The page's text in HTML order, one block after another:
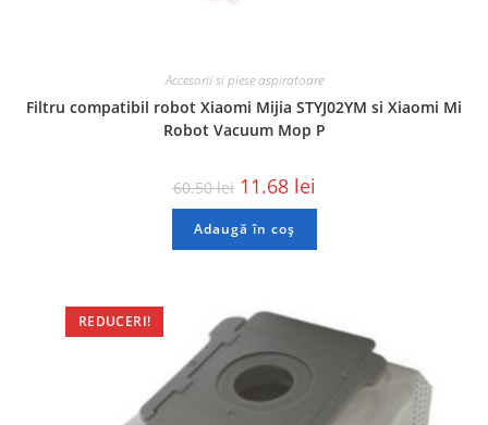
Accesorii si piese aspiratoare
Filtru compatibil robot Xiaomi Mijia STYJ02YM si Xiaomi Mi
Robot Vacuum Mop P
60.50lei 11.68 lei
Adaugă în coș
REDUCERI!